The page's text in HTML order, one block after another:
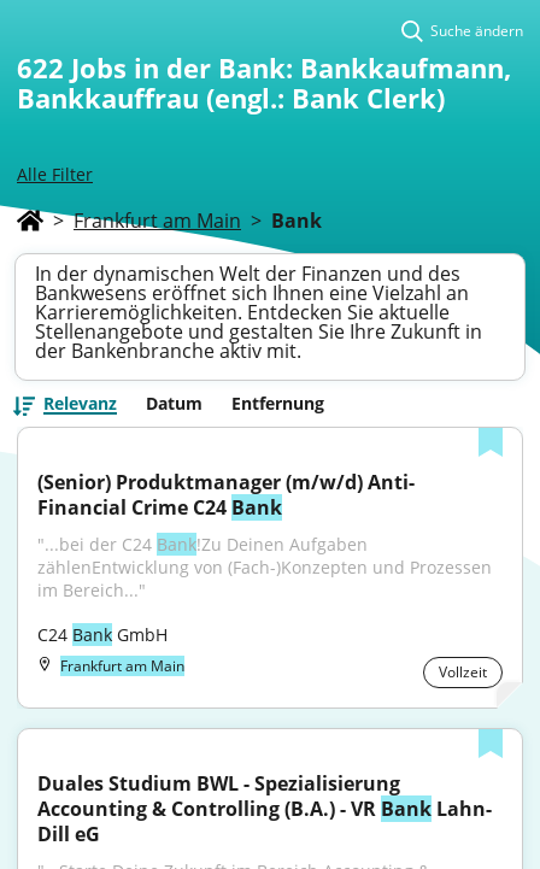
Alle Filter
Suche ändern
622 Jobs in der Bank: Bankkaufmann,
Bankkauffrau (engl.: Bank Clerk)
> Frankfurt am Main > Bank
In der dynamischen Welt der Finanzen und des
Bankwesens eröffnet sich Ihnen eine Vielzahl an
Karrieremöglichkeiten. Entdecken Sie aktuelle
Stellenangebote und gestalten Sie Ihre Zukunft in
der Bankenbranche aktiv mit.
Relevanz Datum Entfernung
(Senior) Produktmanager (m/w/d) Anti-
Financial Crime C24 Bank
"...bei der C24 Bank!Zu Deinen Aufgaben
zählenEntwicklung von (Fach-)Konzepten und Prozessen
im Bereich..."
C24 Bank GmbH
Frankfurt am Main Vollzeit
Duales Studium BWL - Spezialisierung
Accounting & Controlling (B.A.) - VR Bank Lahn-
Dill eG